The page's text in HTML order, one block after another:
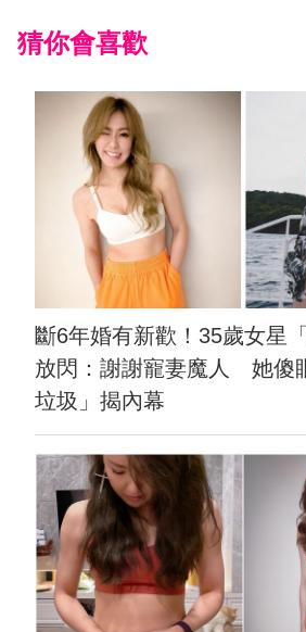
猜你會喜歡
斷6年婚有新歡！35歲女星
放閃：謝謝寵妻魔人 她傻
垃圾」揭內幕